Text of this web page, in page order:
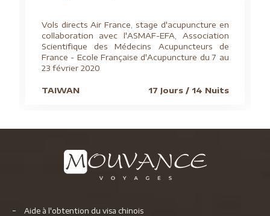
Vols directs Air France, stage d'acupuncture en
collaboration avec l'ASMAF-EFA, Association
Scientifique des Médecins Acupuncteurs de
France - Ecole Française d'Acupuncture du 7 au
23 février 2020
TAIWAN 17 Jours / 14 Nuits
Aide à l'obtention du visa chinois